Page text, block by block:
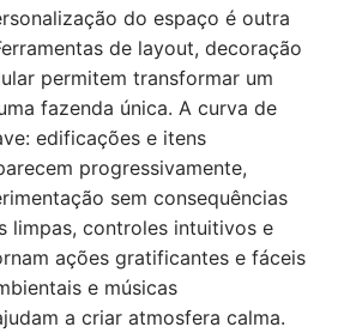
do espaço é outra
de layout, decoração
permitem transformar um
fazenda única. A curva de
edificações e itens
progressivamente,
sem consequências
limpas, controles intuitivos e
ações gratificantes e fáceis
e músicas
a criar atmosfera calma.